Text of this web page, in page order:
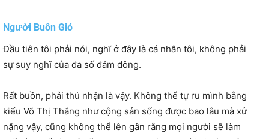
Người Buôn Gió
Đầu tiên tôi phải nói, nghĩ ở đây là cá nhân tôi, không phải
sự suy nghĩ của đa số đám đông.
Rất buồn, phải thú nhận là vậy. Không thể tự ru mình bằng
kiểu Võ Thị Thắng như cộng sản sống được bao lâu mà xử
nặng vậy, cũng không thể lên gân rằng mọi người sẽ làm